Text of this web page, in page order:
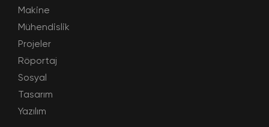
Makine
Mühendislik
Projeler
Röportaj
Sosyal
Tasarım
Yazılım